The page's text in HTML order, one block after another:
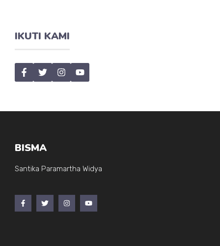
IKUTI KAMI
BISMA
Santika Paramartha Widya